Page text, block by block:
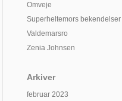
Omveje
Superheltemors bekendelser
Valdemarsro
Zenia Johnsen
Arkiver
februar 2023